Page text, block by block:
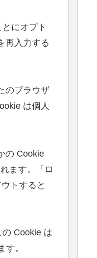
にオプト
再入力する
のブラウザ
は個人
の Cookie
ます。「ロ
トすると
Cookie は
。